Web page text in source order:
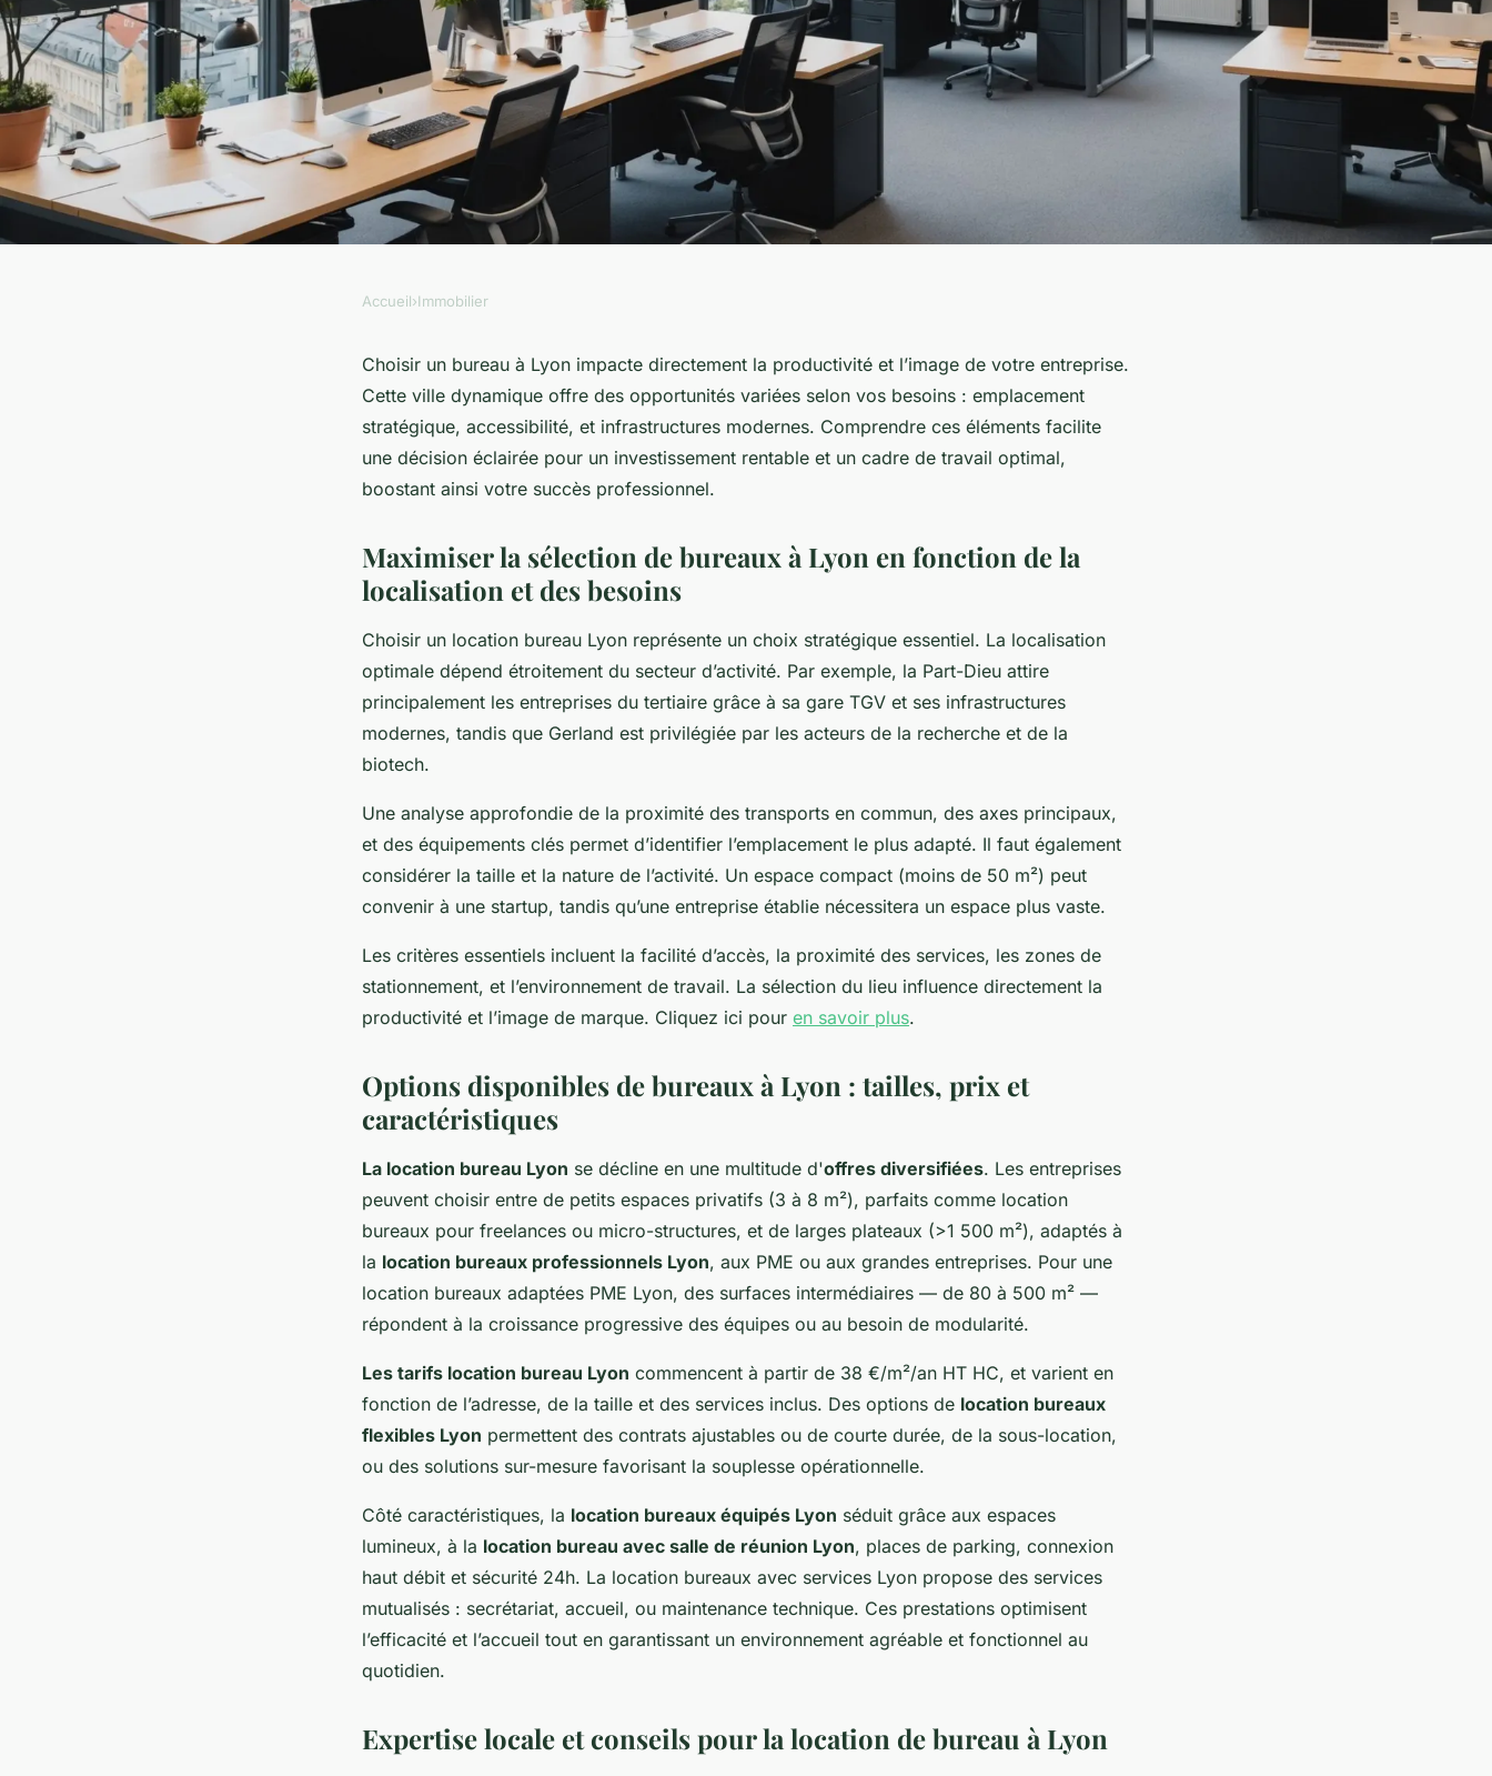
Maximisez votre succès : choisir une
location bureau à lyon
Accueil›Immobilier
Choisir un bureau à Lyon impacte directement la productivité et l’image de votre entreprise.
Cette ville dynamique offre des opportunités variées selon vos besoins : emplacement
stratégique, accessibilité, et infrastructures modernes. Comprendre ces éléments facilite
une décision éclairée pour un investissement rentable et un cadre de travail optimal,
boostant ainsi votre succès professionnel.
Maximiser la sélection de bureaux à Lyon en fonction de la
localisation et des besoins
Choisir un location bureau Lyon représente un choix stratégique essentiel. La localisation
optimale dépend étroitement du secteur d’activité. Par exemple, la Part-Dieu attire
principalement les entreprises du tertiaire grâce à sa gare TGV et ses infrastructures
modernes, tandis que Gerland est privilégiée par les acteurs de la recherche et de la
biotech.
Une analyse approfondie de la proximité des transports en commun, des axes principaux,
et des équipements clés permet d’identifier l’emplacement le plus adapté. Il faut également
considérer la taille et la nature de l’activité. Un espace compact (moins de 50 m²) peut
convenir à une startup, tandis qu’une entreprise établie nécessitera un espace plus vaste.
Les critères essentiels incluent la facilité d’accès, la proximité des services, les zones de
stationnement, et l’environnement de travail. La sélection du lieu influence directement la
productivité et l’image de marque. Cliquez ici pour en savoir plus.
Options disponibles de bureaux à Lyon : tailles, prix et
caractéristiques
La location bureau Lyon se décline en une multitude d'offres diversifiées. Les entreprises
peuvent choisir entre de petits espaces privatifs (3 à 8 m²), parfaits comme location
bureaux pour freelances ou micro-structures, et de larges plateaux (>1 500 m²), adaptés à
la location bureaux professionnels Lyon, aux PME ou aux grandes entreprises. Pour une
location bureaux adaptées PME Lyon, des surfaces intermédiaires — de 80 à 500 m² —
répondent à la croissance progressive des équipes ou au besoin de modularité.
Les tarifs location bureau Lyon commencent à partir de 38 €/m²/an HT HC, et varient en
fonction de l’adresse, de la taille et des services inclus. Des options de location bureaux
flexibles Lyon permettent des contrats ajustables ou de courte durée, de la sous-location,
ou des solutions sur-mesure favorisant la souplesse opérationnelle.
Côté caractéristiques, la location bureaux équipés Lyon séduit grâce aux espaces
lumineux, à la location bureau avec salle de réunion Lyon, places de parking, connexion
haut débit et sécurité 24h. La location bureaux avec services Lyon propose des services
mutualisés : secrétariat, accueil, ou maintenance technique. Ces prestations optimisent
l’efficacité et l’accueil tout en garantissant un environnement agréable et fonctionnel au
quotidien.
Expertise locale et conseils pour la location de bureau à Lyon